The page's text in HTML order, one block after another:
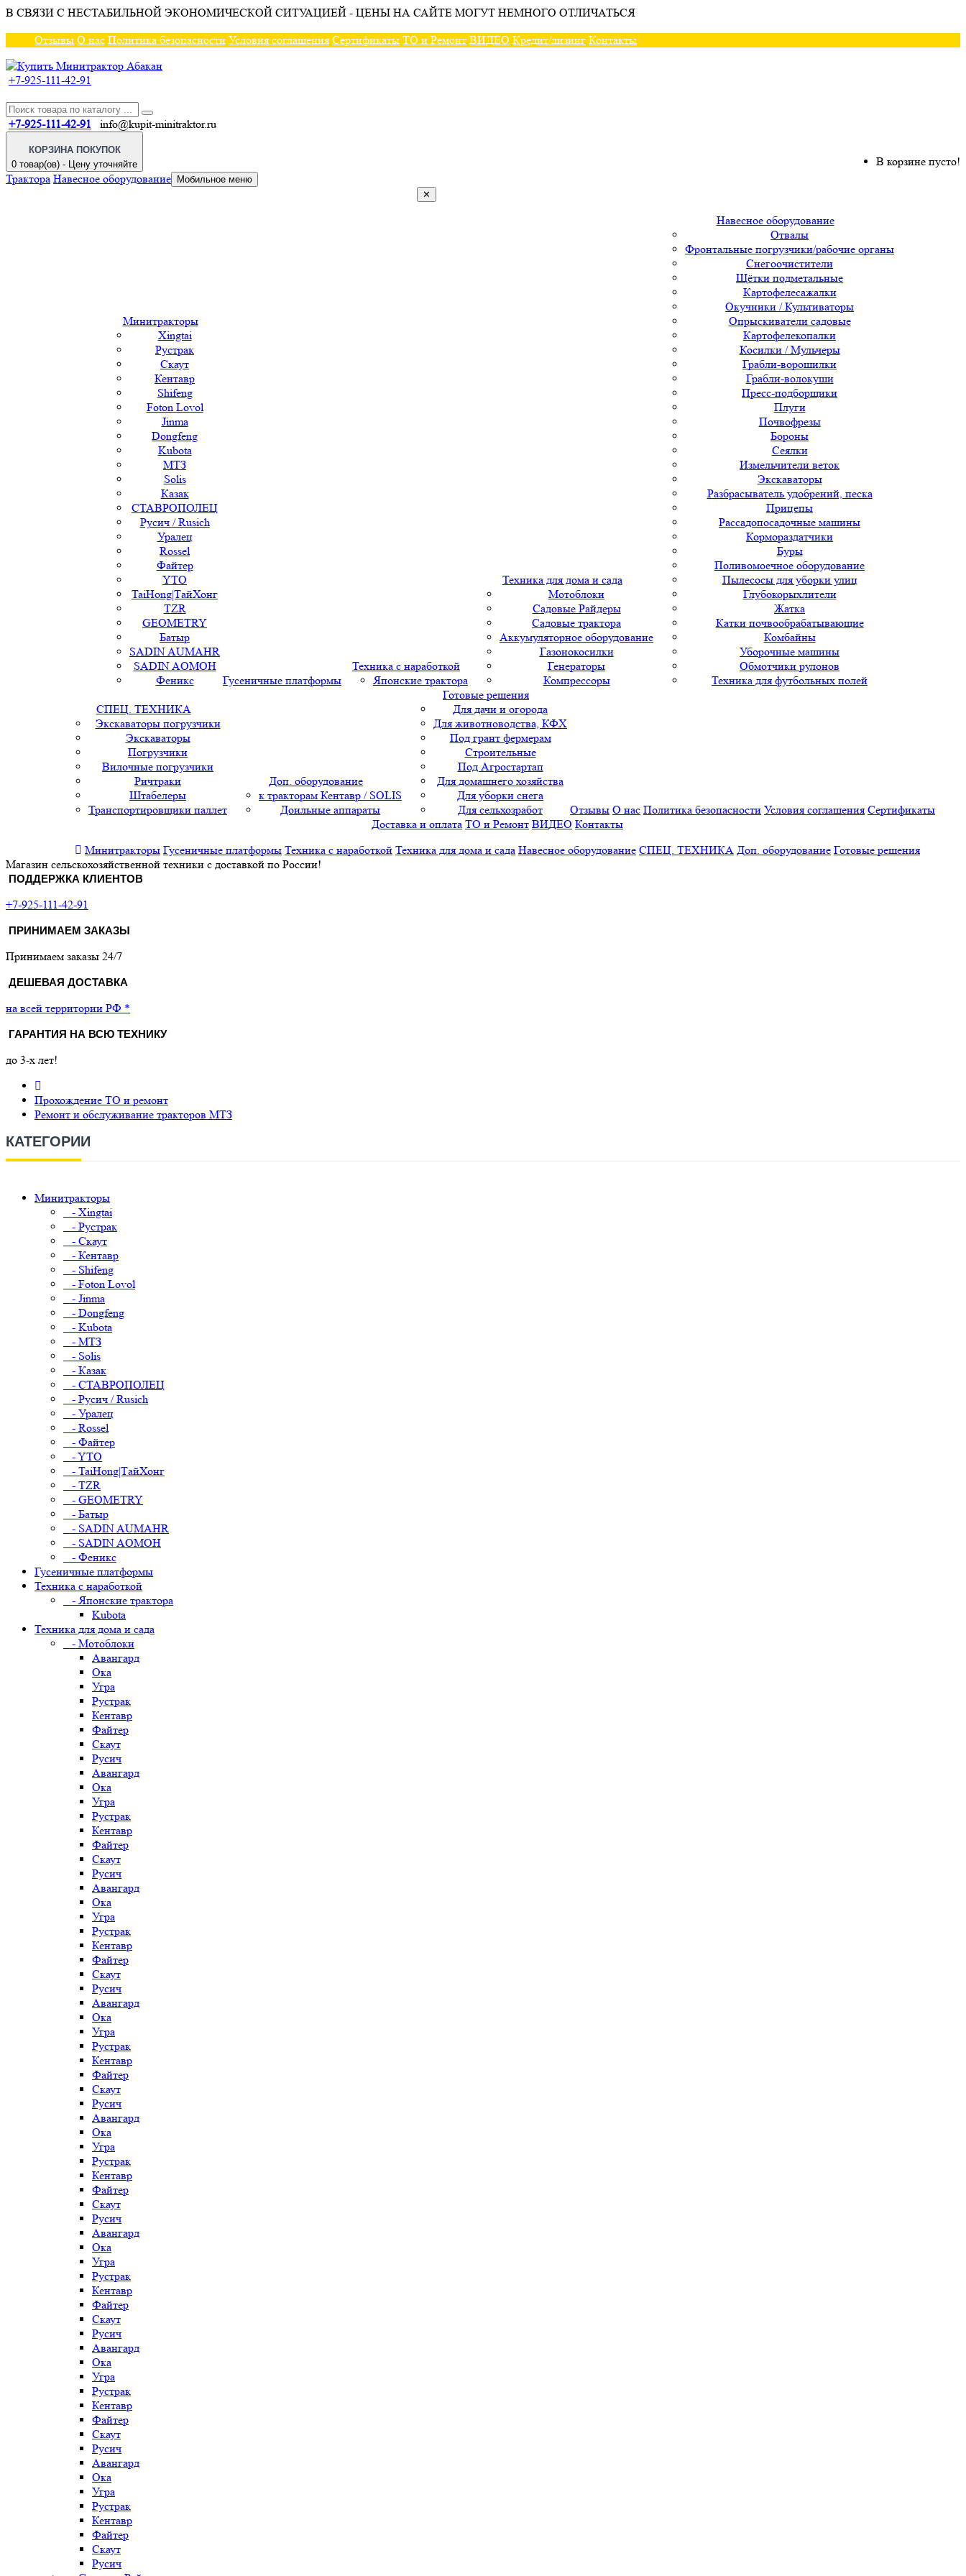
В СВЯЗИ С НЕСТАБИЛЬНОЙ ЭКОНОМИЧЕСКОЙ СИТУАЦИЕЙ - ЦЕНЫ НА САЙТЕ МОГУТ НЕМНОГО ОТЛИЧАТЬСЯ
Отзывы О нас Политика безопасности Условия соглашения Сертификаты ТО и Ремонт ВИДЕО Кредит/лизинг Контакты
+7-925-111-42-91
+7-925-111-42-91 info@kupit-minitraktor.ru
КОРЗИНА ПОКУПОК
0 товар(ов) - Цену уточняйте
В корзине пусто!
Трактора Навесное оборудование
Мобильное меню
✕
Минитракторы
Xingtai
Рустрак
Скаут
Кентавр
Shifeng
Foton Lovol
Jinma
Dongfeng
Kubota
МТЗ
Solis
Казак
СТАВРОПОЛЕЦ
Русич / Rusich
Уралец
Rossel
Файтер
YTO
TaiHong|ТайХонг
TZR
GEOMETRY
Батыр
SADIN AUMAHR
SADIN AOMOH
Феникс
Гусеничные платформы
Техника с наработкой
Японские трактора
Техника для дома и сада
Мотоблоки
Садовые Райдеры
Садовые трактора
Аккумуляторное оборудование
Газонокосилки
Генераторы
Компрессоры
Навесное оборудование
Отвалы
Фронтальные погрузчики/рабочие органы
Снегоочистители
Щётки подметальные
Картофелесажалки
Окучники / Культиваторы
Опрыскиватели садовые
Картофелекопалки
Косилки / Мульчеры
Грабли-ворошилки
Грабли-волокуши
Пресс-подборщики
Плуги
Почвофрезы
Бороны
Сеялки
Измельчители веток
Экскаваторы
Разбрасыватель удобрений, песка
Прицепы
Рассадопосадочные машины
Кормораздатчики
Буры
Поливомоечное оборудование
Пылесосы для уборки улиц
Глубокорыхлители
Жатка
Катки почвообрабатывающие
Комбайны
Уборочные машины
Обмотчики рулонов
Техника для футбольных полей
СПЕЦ. ТЕХНИКА
Экскаваторы погрузчики
Экскаваторы
Погрузчики
Вилочные погрузчики
Ричтраки
Штабелеры
Транспортировщики паллет
Доп. оборудование
к тракторам Кентавр / SOLIS
Доильные аппараты
Готовые решения
Для дачи и огорода
Для животноводства, КФХ
Под грант фермерам
Строительные
Под Агростартап
Для домашнего хозяйства
Для уборки снега
Для сельхозработ
Отзывы О нас Политика безопасности Условия соглашения Сертификаты
Доставка и оплата ТО и Ремонт ВИДЕО Контакты
Минитракторы Гусеничные платформы Техника с наработкой Техника для дома и сада Навесное оборудование СПЕЦ. ТЕХНИКА Доп. оборудование Готовые решения
Магазин сельскохозяйственной техники с доставкой по России!
ПОДДЕРЖКА КЛИЕНТОВ
+7-925-111-42-91
ПРИНИМАЕМ ЗАКАЗЫ
Принимаем заказы 24/7
ДЕШЕВАЯ ДОСТАВКА
на всей территории РФ *
ГАРАНТИЯ НА ВСЮ ТЕХНИКУ
до 3-х лет!
Прохождение ТО и ремонт
Ремонт и обслуживание тракторов МТЗ
КАТЕГОРИИ
Минитракторы
- Xingtai
- Рустрак
- Скаут
- Кентавр
- Shifeng
- Foton Lovol
- Jinma
- Dongfeng
- Kubota
- МТЗ
- Solis
- Казак
- СТАВРОПОЛЕЦ
- Русич / Rusich
- Уралец
- Rossel
- Файтер
- YTO
- TaiHong|ТайХонг
- TZR
- GEOMETRY
- Батыр
- SADIN AUMAHR
- SADIN AOMOH
- Феникс
Гусеничные платформы
Техника с наработкой
- Японские трактора
Kubota
Техника для дома и сада
- Мотоблоки
Авангард
Ока
Угра
Рустрак
Кентавр
Файтер
Скаут
Русич
Авангард
Ока
Угра
Рустрак
Кентавр
Файтер
Скаут
Русич
Авангард
Ока
Угра
Рустрак
Кентавр
Файтер
Скаут
Русич
Авангард
Ока
Угра
Рустрак
Кентавр
Файтер
Скаут
Русич
Авангард
Ока
Угра
Рустрак
Кентавр
Файтер
Скаут
Русич
Авангард
Ока
Угра
Рустрак
Кентавр
Файтер
Скаут
Русич
Авангард
Ока
Угра
Рустрак
Кентавр
Файтер
Скаут
Русич
Авангард
Ока
Угра
Рустрак
Кентавр
Файтер
Скаут
Русич